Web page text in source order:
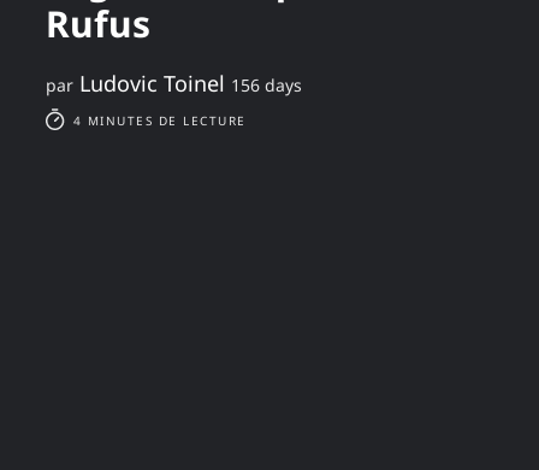
Rufus
par Ludovic Toinel 156 days
4 MINUTES DE LECTURE